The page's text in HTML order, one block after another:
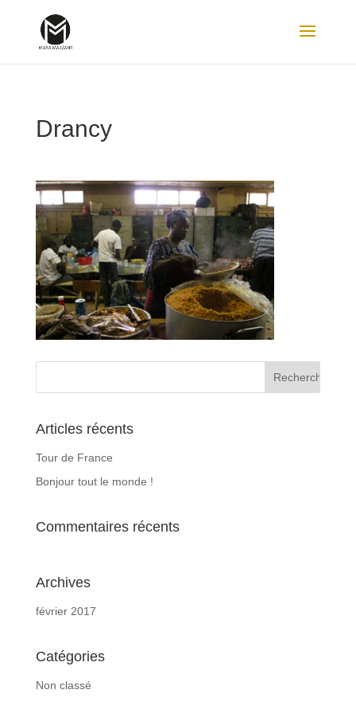
Drancy
Articles récents
Tour de France
Bonjour tout le monde !
Commentaires récents
Archives
février 2017
Catégories
Non classé